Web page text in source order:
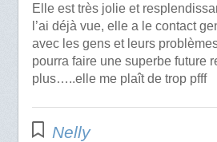
Elle est très jolie et
l’ai déjà vue, elle a le contact
avec les gens et leurs
pourra faire une superbe future
plus…..elle me plaît de trop pfff
Nelly